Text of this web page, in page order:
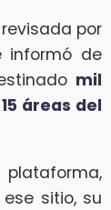
por
informó de
mil
15 áreas del
sitio, su